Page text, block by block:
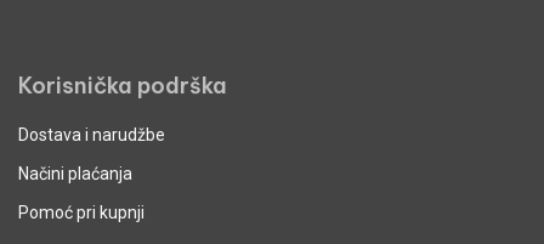
Korisnička podrška
Dostava i narudžbe
Načini plaćanja
Pomoć pri kupnji